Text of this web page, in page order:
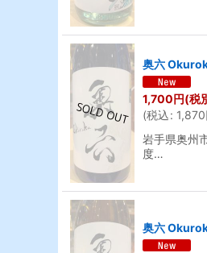
奥六
1,700円(税
(税込: 1,870
岩手県奥州
度…
奥六